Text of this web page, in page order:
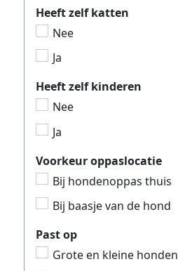
Heeft zelf katten
Nee
Ja
Heeft zelf kinderen
Nee
Ja
Voorkeur oppaslocatie
Bij hondenoppas thuis
Bij baasje van de hond
Past op
Grote en kleine honden